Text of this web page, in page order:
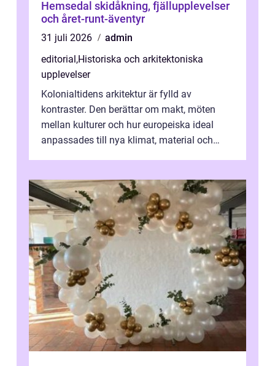
Hemsedal skidåkning, fjällupplevelser
och året-runt-äventyr
31 juli 2026
admin
editorial,Historiska och arkitektoniska
upplevelser
Kolonialtidens arkitektur är fylld av
kontraster. Den berättar om makt, möten
mellan kulturer och hur europeiska ideal
anpassades till nya klimat, material och